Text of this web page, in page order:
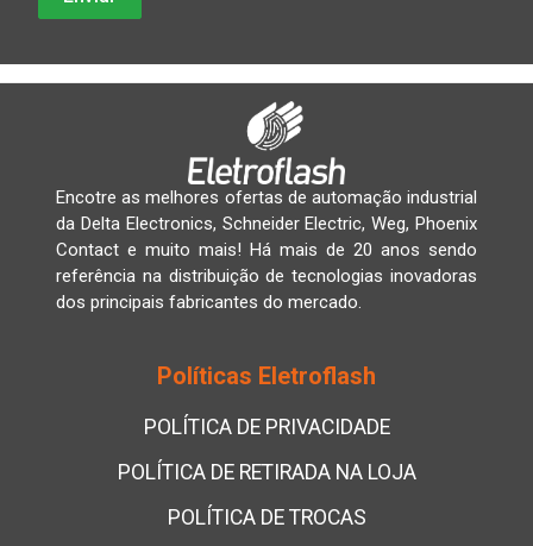
Encotre as melhores ofertas de automação industrial
da Delta Electronics, Schneider Electric, Weg, Phoenix
Contact e muito mais! Há mais de 20 anos sendo
referência na distribuição de tecnologias inovadoras
dos principais fabricantes do mercado.
Políticas Eletroflash
POLÍTICA DE PRIVACIDADE
POLÍTICA DE RETIRADA NA LOJA
POLÍTICA DE TROCAS